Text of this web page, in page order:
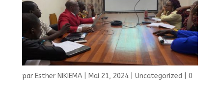
données des patients afin de
garantir la confidentialité à
tous les niveaux.
par Esther NIKIEMA| Mai 21, 2024| Uncategorized| 0